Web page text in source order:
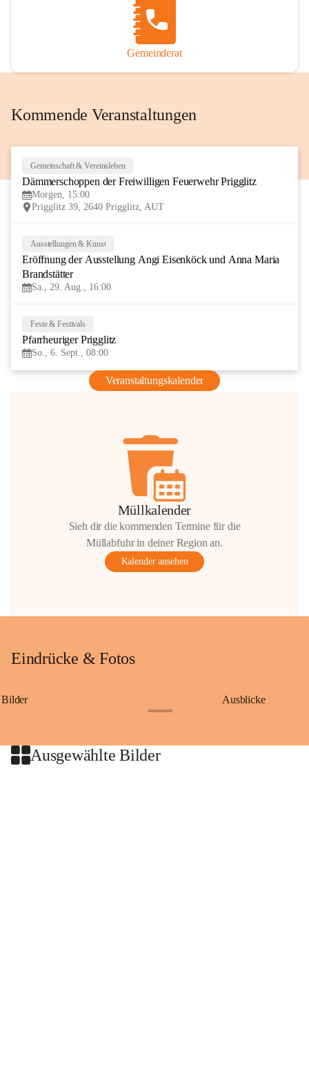
Gemeinderat
Kommende Veranstaltungen
Gemeinschaft & Vereinsleben
Dämmerschoppen der Freiwilligen Feuerwehr Prigglitz
Morgen, 15:00
Prigglitz 39, 2640 Prigglitz, AUT
AUG
Ausstellungen & Kunst
Eröffnung der Ausstellung Angi Eisenköck und Anna Maria
Brandstätter
Sa., 29. Aug., 16:00
Feste & Festivals
Pfarrheuriger Prigglitz
So., 6. Sept., 08:00
Veranstaltungskalender
Müllkalender
Sieh dir die kommenden Termine für die
Müllabfuhr in deiner Region an.
Kalender ansehen
Eindrücke & Fotos
Bilder Ausblicke
Ausgewählte Bilder